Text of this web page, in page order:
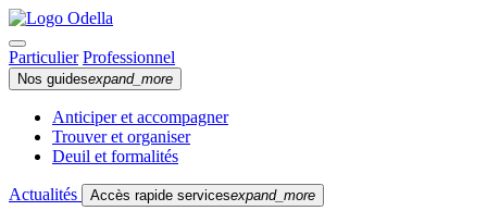
Particulier Professionnel
Nos guidesexpand_more
Anticiper et accompagner
Trouver et organiser
Deuil et formalités
Actualités Accès rapide servicesexpand_more